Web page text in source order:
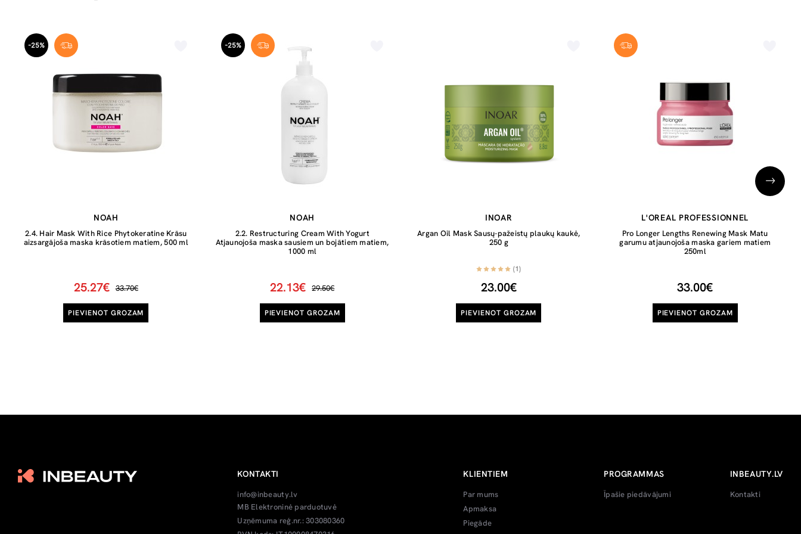
-25%
NOAH
2.4. Hair Mask With Rice Phytokeratine Krāsu
aizsargājoša maska krāsotiem matiem, 500 ml
25.27€ 33.70€
PIEVIENOT GROZAM
-25%
NOAH
2.2. Restructuring Cream With Yogurt
Atjaunojoša maska sausiem un bojātiem matiem,
1000 ml
22.13€ 29.50€
PIEVIENOT GROZAM
INOAR
Argan Oil Mask Sausų-pažeistų plaukų kaukė,
250 g
(1)
23.00€
PIEVIENOT GROZAM
L'OREAL PROFESSIONNEL
Pro Longer Lengths Renewing Mask Matu
garumu atjaunojoša maska gariem matiem
250ml
33.00€
PIEVIENOT GROZAM
KONTAKTI
info@inbeauty.lv
MB Elektroninė parduotuvė
Uzņēmuma reģ.nr.: 303080360
KLIENTIEM
Par mums
Apmaksa
Piegāde
PROGRAMMAS
Īpašie piedāvājumi
INBEAUTY.LV
Kontakti